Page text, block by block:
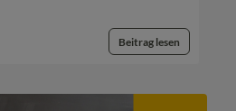
Beitrag lesen